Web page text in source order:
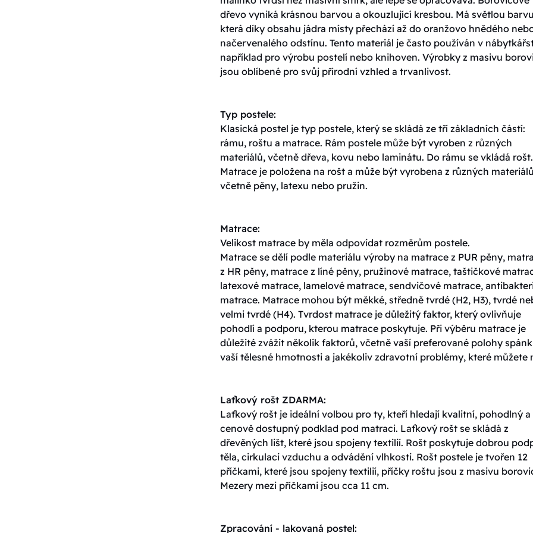
dřevo vyniká krásnou barvou a okouzlující kresbou. Má světlou
která díky obsahu jádra místy přechází až do oranžovo hnědého
načervenalého odstínu. Tento materiál je často používán v
například pro výrobu postelí nebo knihoven. Výrobky z masivu
jsou oblíbené pro svůj přírodní vzhled a trvanlivost.
Typ postele:
Klasická postel je typ postele, který se skládá ze tří základních částí:
rámu, roštu a matrace. Rám postele může být vyroben z různých
materiálů, včetně dřeva, kovu nebo laminátu. Do rámu se vkládá rošt.
Matrace je položena na rošt a může být vyrobena z různých
včetně pěny, latexu nebo pružin.
Matrace:
Velikost matrace by měla odpovídat rozměrům postele.
Matrace se dělí podle materiálu výroby na matrace z PUR pěny,
z HR pěny, matrace z líné pěny, pružinové matrace, taštičkové
latexové matrace, lamelové matrace, sendvičové matrace,
matrace. Matrace mohou být měkké, středně tvrdé (H2, H3), tvrdé
velmi tvrdé (H4). Tvrdost matrace je důležitý faktor, který ovlivňuje
pohodlí a podporu, kterou matrace poskytuje. Při výběru matrace je
důležité zvážit několik faktorů, včetně vaší preferované polohy
vaší tělesné hmotnosti a jakékoliv zdravotní problémy, které můžete
Laťkový rošt ZDARMA:
Laťkový rošt je ideální volbou pro ty, kteří hledají kvalitní, pohodlný a
cenově dostupný podklad pod matraci. Laťkový rošt se skládá z
dřevěných lišt, které jsou spojeny textilií. Rošt poskytuje dobrou
těla, cirkulaci vzduchu a odvádění vlhkosti. Rošt postele je tvořen 12
příčkami, které jsou spojeny textilií, příčky roštu jsou z masivu
Mezery mezi příčkami jsou cca 11 cm.
Zpracování - lakovaná postel: